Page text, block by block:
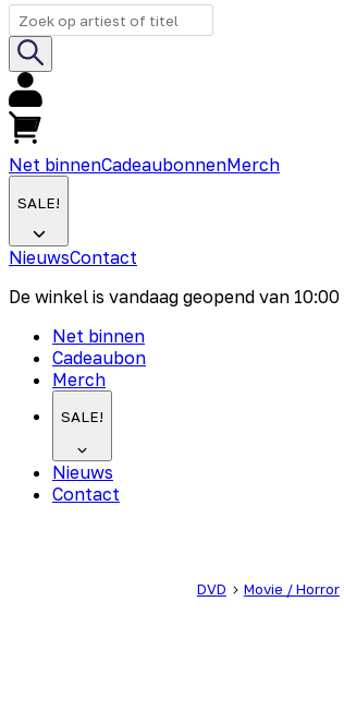
Net binnenCadeaubonnenMerch
SALE!
NieuwsContact
De winkel is vandaag geopend van 10:00
Net binnen
Cadeaubon
Merch
SALE!
Nieuws
Contact
DVD Movie / Horror